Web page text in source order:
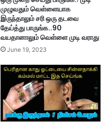
முழுவதும் வெள்ளையாக
இருந்தாலும் சரி ஒரு தடவை
தேய்த்து பாருங்க..90
வயதானாலும் வெள்ளை முடி வராது
June 19, 2023